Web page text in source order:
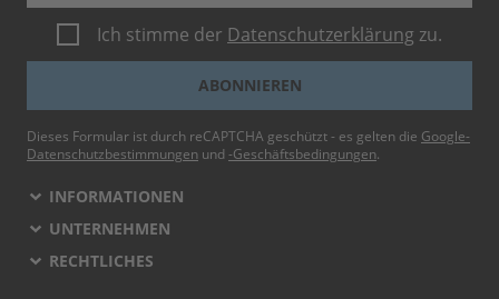
Ich stimme der Datenschutzerklärung zu.
ABONNIEREN
Dieses Formular ist durch reCAPTCHA geschützt - es gelten die Google-
Datenschutzbestimmungen und -Geschäftsbedingungen.
INFORMATIONEN
UNTERNEHMEN
RECHTLICHES